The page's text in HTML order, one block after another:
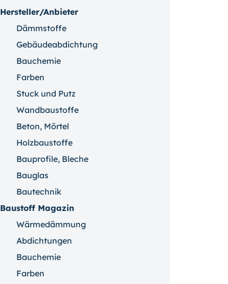
Hersteller/Anbieter
Dämmstoffe
Gebäudeabdichtung
Bauchemie
Farben
Stuck und Putz
Wandbaustoffe
Beton, Mörtel
Holzbaustoffe
Bauprofile, Bleche
Bauglas
Bautechnik
Baustoff Magazin
Wärmedämmung
Abdichtungen
Bauchemie
Farben